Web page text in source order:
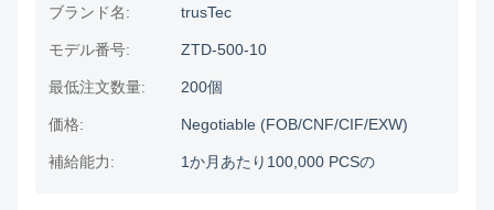
ブランド名: trusTec
モデル番号: ZTD-500-10
最低注文数量: 200個
価格: Negotiable (FOB/CNF/CIF/EXW)
補給能力: 1か月あたり100,000 PCSの